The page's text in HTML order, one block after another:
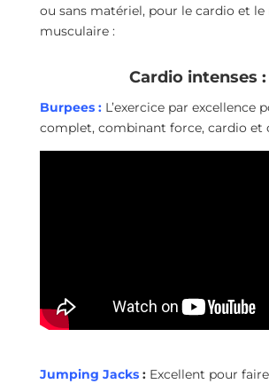
ou sans matériel, pour le cardio et
musculaire :
Cardio intenses :
Burpees : L’exercice par excellence
complet, combinant force, cardio et
Jumping Jacks:Excellent pour